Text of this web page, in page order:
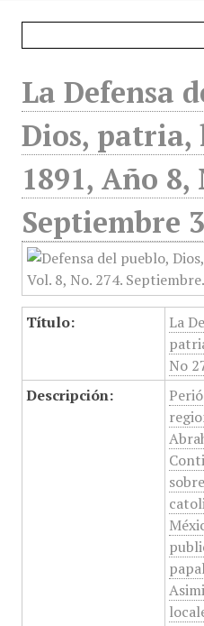
La Defensa
Dios, patria,
1891, Año 8,
Septiembre 3
Título:
La
No
Descripción: